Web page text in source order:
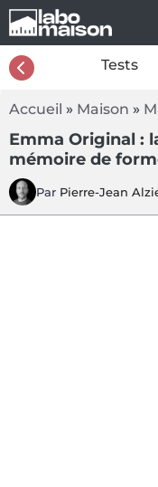
Aller
au
contenu
Tests
Accueil » Maison »
Emma Original :
mémoire de
Par Pierre-Jean